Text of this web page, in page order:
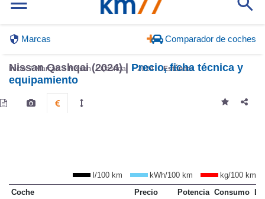
Marcas Comparador de coches
Inicio Marcas Nissan Qashqai 2024 Estándar
Nissan Qashqai (2024) | Precio, ficha técnica y
equipamiento
l/100 km kWh/100 km
kg/100 km
Coche
Precio Potencia Consumo